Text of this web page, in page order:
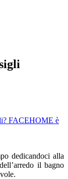
FACEHOME è
dedicandoci alla
il bagno